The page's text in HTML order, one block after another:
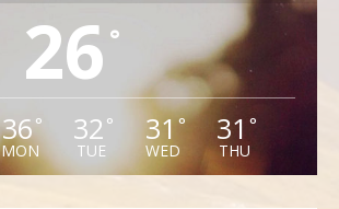
26 °
36°
MON
32 °
TUE
31°
WED
31 °
THU